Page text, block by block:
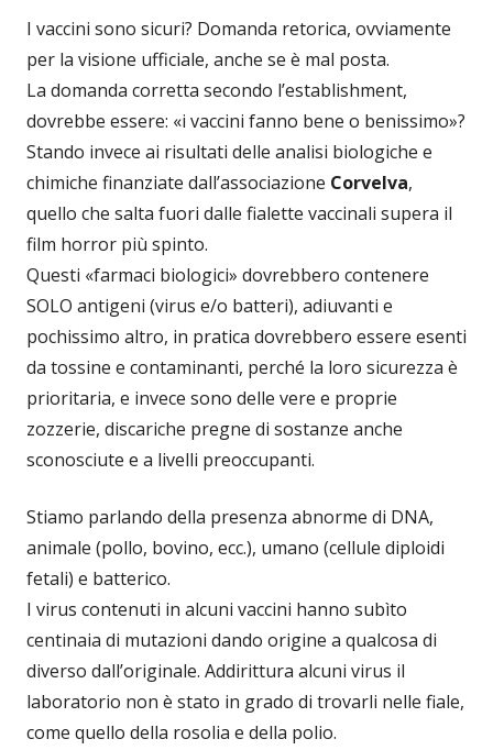
I vaccini sono sicuri? Domanda retorica, ovviamente
per la visione ufficiale, anche se è mal posta.
La domanda corretta secondo l’establishment,
dovrebbe essere: «i vaccini fanno bene o benissimo»?
Stando invece ai risultati delle analisi biologiche e
chimiche finanziate dall’associazione Corvelva,
quello che salta fuori dalle fialette vaccinali supera il
film horror più spinto.
Questi «farmaci biologici» dovrebbero contenere
SOLO antigeni (virus e/o batteri), adiuvanti e
pochissimo altro, in pratica dovrebbero essere esenti
da tossine e contaminanti, perché la loro sicurezza è
prioritaria, e invece sono delle vere e proprie
zozzerie, discariche pregne di sostanze anche
sconosciute e a livelli preoccupanti.
Stiamo parlando della presenza abnorme di DNA,
animale (pollo, bovino, ecc.), umano (cellule diploidi
fetali) e batterico.
I virus contenuti in alcuni vaccini hanno subìto
centinaia di mutazioni dando origine a qualcosa di
diverso dall’originale. Addirittura alcuni virus il
laboratorio non è stato in grado di trovarli nelle fiale,
come quello della rosolia e della polio.